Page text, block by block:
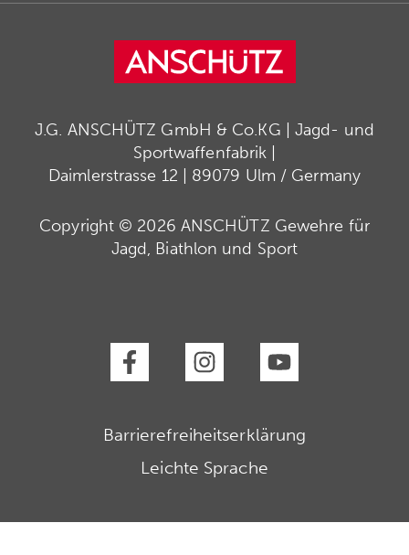
J.G. ANSCHÜTZ GmbH & Co.KG | Jagd- und
Sportwaffenfabrik |
Daimlerstrasse 12 | 89079 Ulm / Germany
Copyright © 2026 ANSCHÜTZ Gewehre für
Jagd, Biathlon und Sport
Barrierefreiheitserklärung
Leichte Sprache